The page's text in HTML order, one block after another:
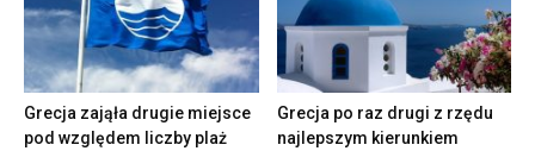
Grecja zająła drugie miejsce
pod względem liczby plaż
Grecja po raz drugi z rzędu
najlepszym kierunkiem